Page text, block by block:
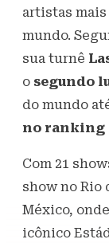
artistas
mundo.
sua turnê
o segundo
do mundo
no ranking
Com 21
show no Rio
México,
icônico